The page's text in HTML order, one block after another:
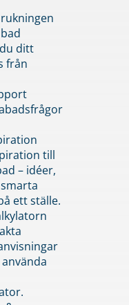
ditt
från
till
– idéer,
ett ställe.